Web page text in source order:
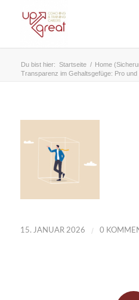
Du bist hier: Startseite / Home
Transparenz im Gehaltsgefüge: Pro und
15. JANUAR 2026 / 0